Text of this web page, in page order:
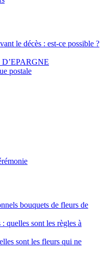
le décès : est-ce possible ?
D’EPARGNE
postale
bouquets de fleurs de
quelles sont les règles à
sont les fleurs qui ne